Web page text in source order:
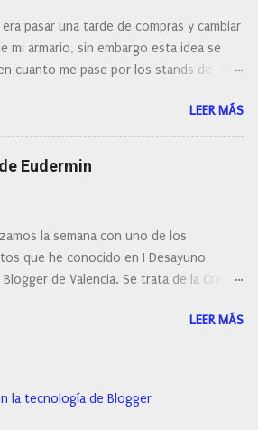
voy a dar mi opinión de porque elegí mi
de Clinique
era pasar una tarde de compras y cambiar
mi armario, sin embargo esta idea se
cuanto me pase por los stands de
a esta paleta de colores de Clinique.
LEER MÁS
Eudermin
la semana con uno de los
que he conocido en I Desayuno
Blogger de Valencia. Se trata de la Crema
para utilizar tanto en verano como en
LEER MÁS
la tecnología de Blogger